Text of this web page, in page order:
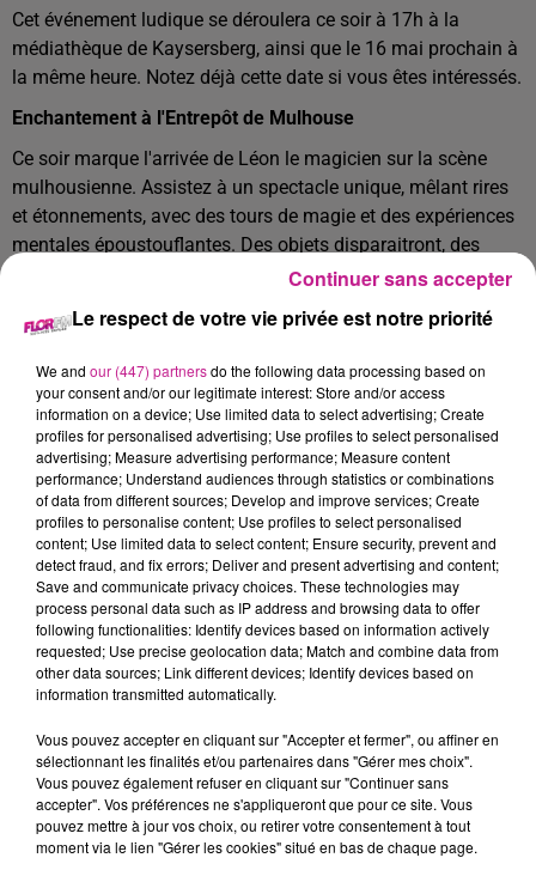
Cet événement ludique se déroulera ce soir à 17h à la
médiathèque de Kaysersberg, ainsi que le 16 mai prochain à
la même heure. Notez déjà cette date si vous êtes intéressés.
Enchantement à l'Entrepôt de Mulhouse
Ce soir marque l'arrivée de Léon le magicien sur la scène
mulhousienne. Assistez à un spectacle unique, mêlant rires
et étonnements, avec des tours de magie et des expériences
mentales époustouflantes. Des objets disparaitront, des
pensées prendront forme... Un spectacle interactif, drôle et
l'entrepôt de Mulhouse.
Soirée barbecue avec le Crous de Mulhouse et l’Université
de Haute-Alsace
Bonne nouvelle pour les étudiants en Alsace ! Le Crous de
Mulhouse et l'Université de Haute-Alsace organisent leur
barbecue de fin d'année ce soir sur le campus du Grillenbreit
à Colmar. Chaque étudiant se verra offrir un sandwich et une
boisson. Une soirée conviviale en perspective, accompagnée
de FLOR FM.
Plus d'infosICI.
TITRES DIFFUSÉS
12h53
12h53 12h50
12h50 12h47
12h47
Le respect de votre vie privée est notre priorité
We and our (447) partnersdo the following data processing based on
your consent and/or our legitimate interest: Store and/or access
information on a device; Use limited data to select advertising; Create
profiles for personalised advertising; Use profiles to select personalised
advertising; Measure advertising performance; Measure content
performance; Understand audiences through statistics or combinations
of data from different sources; Develop and improve services; Create
profiles to personalise content; Use profiles to select personalised
content; Use limited data to select content; Ensure security, prevent and
detect fraud, and fix errors; Deliver and present advertising and content;
Save and communicate privacy choices. These technologies may
process personal data such as IP address and browsing data to offer
following functionalities: Identify devices based on information actively
requested; Use precise geolocation data; Match and combine data from
other data sources; Link different devices; Identify devices based on
information transmitted automatically.
Vous pouvez accepter en cliquant sur "Accepter et fermer", ou affiner en
sélectionnant les finalités et/ou partenaires dans "Gérer mes choix".
Vous pouvez également refuser en cliquant sur "Continuer sans
accepter". Vos préférences ne s'appliqueront que pour ce site. Vous
pouvez mettre à jour vos choix, ou retirer votre consentement à tout
moment via le lien "Gérer les cookies" situé en bas de chaque page.
Continuer sans accepter